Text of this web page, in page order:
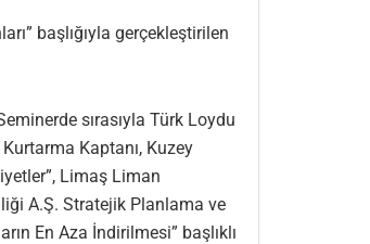
başlığıyla gerçekleştirilen
sırasıyla Türk Loydu
Kaptanı, Kuzey
Limaş Liman
A.Ş. Stratejik Planlama ve
En Aza İndirilmesi” başlıklı